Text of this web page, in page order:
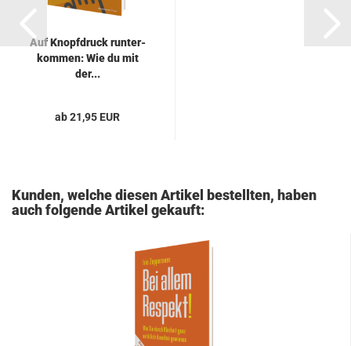
Auf Knopf­druck run­ter­
kom­men: Wie du mit
der...
ab 21,95 EUR
Kunden, welche diesen Artikel bestellten, haben
auch folgende Artikel gekauft: